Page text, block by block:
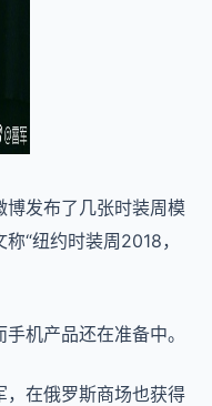
博发布了几张时装周模
“纽约时装周2018，
机产品还在准备中。
，在俄罗斯商场也获得